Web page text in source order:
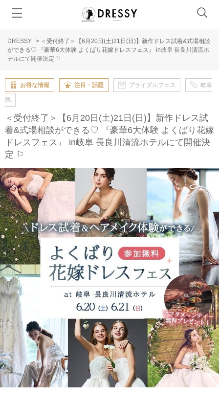
DRESSY > ＜受付終了＞【6月20日(土)21日(日)】新作ドレス試着&式場相談
ができる♡ 『豪華6大体験 よくばり花嫁ドレスフェス』 in岐阜 長良川清流ホ
テルにて開催決定 ⚐
お得な情報 注目・話題 ブライダルフェス 岐阜
県
＜受付終了＞【6月20日(土)21日(日)】新作ドレス試
着&式場相談ができる♡ 『豪華6大体験 よくばり花嫁
ドレスフェス』 in岐阜 長良川清流ホテルにて開催決
定 ⚐